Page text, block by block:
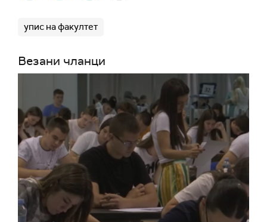
упис на факултет
Везани чланци